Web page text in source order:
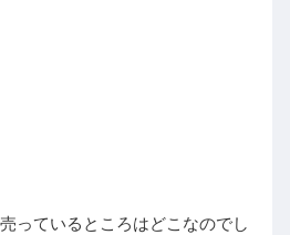
っているところはどこなのでし